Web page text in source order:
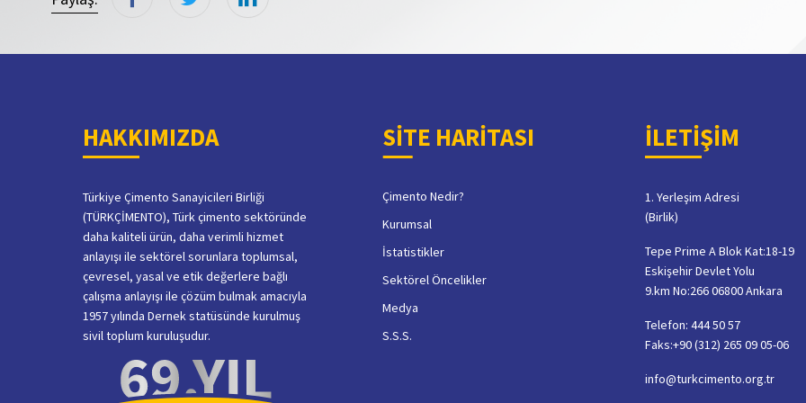
HAKKIMIZDA
Türkiye Çimento Sanayicileri Birliği
(TÜRKÇİMENTO), Türk çimento sektöründe
daha kaliteli ürün, daha verimli hizmet
anlayışı ile sektörel sorunlara toplumsal,
çevresel, yasal ve etik değerlere bağlı
çalışma anlayışı ile çözüm bulmak amacıyla
1957 yılında Dernek statüsünde kurulmuş
sivil toplum kuruluşudur.
SİTE HARİTASI
Çimento Nedir?
Kurumsal
İstatistikler
Sektörel Öncelikler
Medya
S.S.S.
İLETİŞİM
1. Yerleşim Adresi
(Birlik)
Tepe Prime A Blok Kat:18-19
Eskişehir Devlet Yolu
9.km No:266 06800 Ankara
Telefon: 444 50 57
Faks:+90 (312) 265 09 05-06
info@turkcimento.org.tr